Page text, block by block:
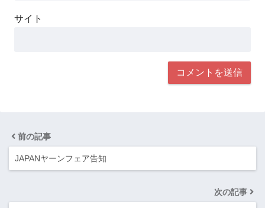
サイト
前の記事
JAPANヤーンフェア告知
次の記事